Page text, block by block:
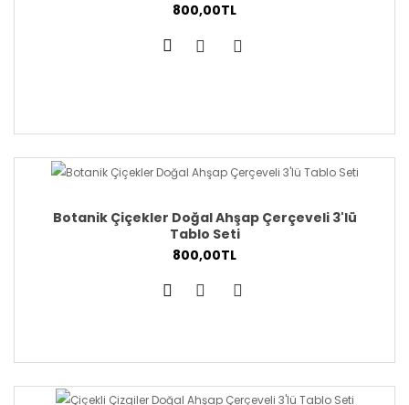
800,00TL
Botanik Çiçekler Doğal Ahşap Çerçeveli 3'lü
Tablo Seti
800,00TL